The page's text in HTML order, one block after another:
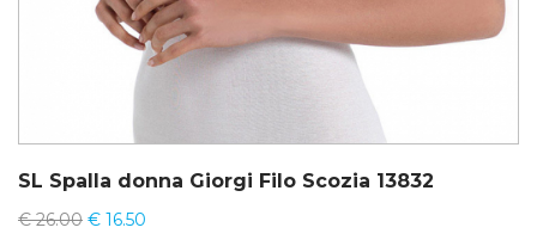
SL Spalla donna Giorgi Filo Scozia 13832
€26.00 € 16.50